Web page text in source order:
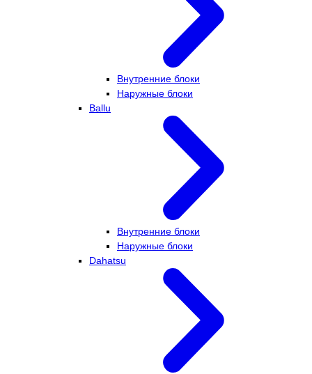
Внутренние блоки
Наружные блоки
Ballu
Внутренние блоки
Наружные блоки
Dahatsu